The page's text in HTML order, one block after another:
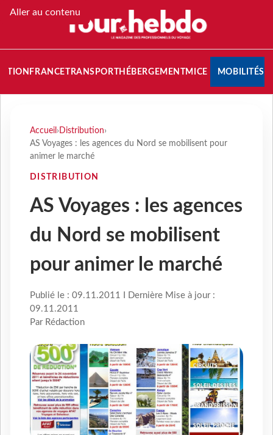
Aller au contenu
FRANCETRANSPORT HÉBERGEMENTMICE MOBILITÉS
Accueil › Distribution›
AS Voyages : les agences du Nord se mobilisent pour
animer le marché
DISTRIBUTION
AS Voyages : les agences
du Nord se mobilisent
pour animer le marché
Publié le : 09.11.2011 I Dernière Mise à jour :
09.11.2011
Par Rédaction